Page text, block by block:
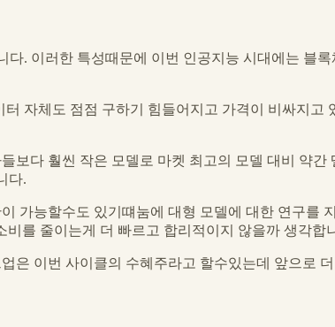
다. 이러한 특성때문에 이번 인공지능 시대에는 블
자체도 점점 구하기 힘들어지고 가격이 비싸지
보다 훨씬 작은 모델로 마켓 최고의 모델 대비 약
다.
가능할수도 있기떄눔에 대형 모델에 대한 연구를
비를 줄이는게 더 빠르고 합리적이지 않을까 생각합
은 이번 사이클의 수혜주라고 할수있는데 앞으로